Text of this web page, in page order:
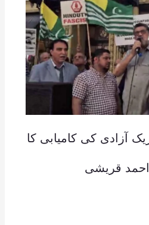
آزادی کی کامیابی کا
احمد قریشی